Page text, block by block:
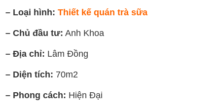
– Loại hình: Thiết kế quán trà sữa
– Chủ đầu tư: Anh Khoa
– Địa chỉ: Lâm Đồng
– Diện tích: 70m2
– Phong cách: Hiện Đại